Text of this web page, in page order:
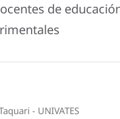
de
- UNIVATES